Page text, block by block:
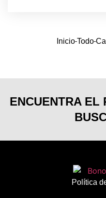
Inicio Todo
ENCUENTRA EL
Política